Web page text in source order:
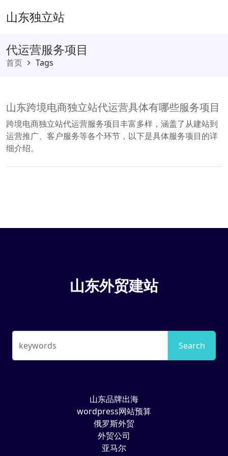
山东独立站
代运营服务项目
首页 Tags
山东跨境电商独立站代运营具体有哪些服务项目
跨境电商独立站代运营服务项目丰富多样，涵盖了从建站到
运营推广、客户服务等各个环节，以下是具体服务项目的详
细介绍。
山东外贸建站
keywords Search
山东品牌出海
wordpress网站预算
俄罗斯外贸
外贸公司
亚马尔